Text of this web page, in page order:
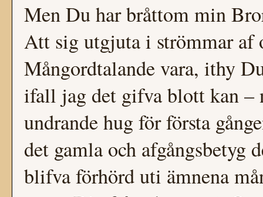
Men Du har bråttom min
Att sig utgjuta i strömmar af
Mångordtalande vara, ithy
ifall jag det gifva blott kan –
undrande hug för första
det gamla och afgångsbetyg
blifva förhörd uti ämnena